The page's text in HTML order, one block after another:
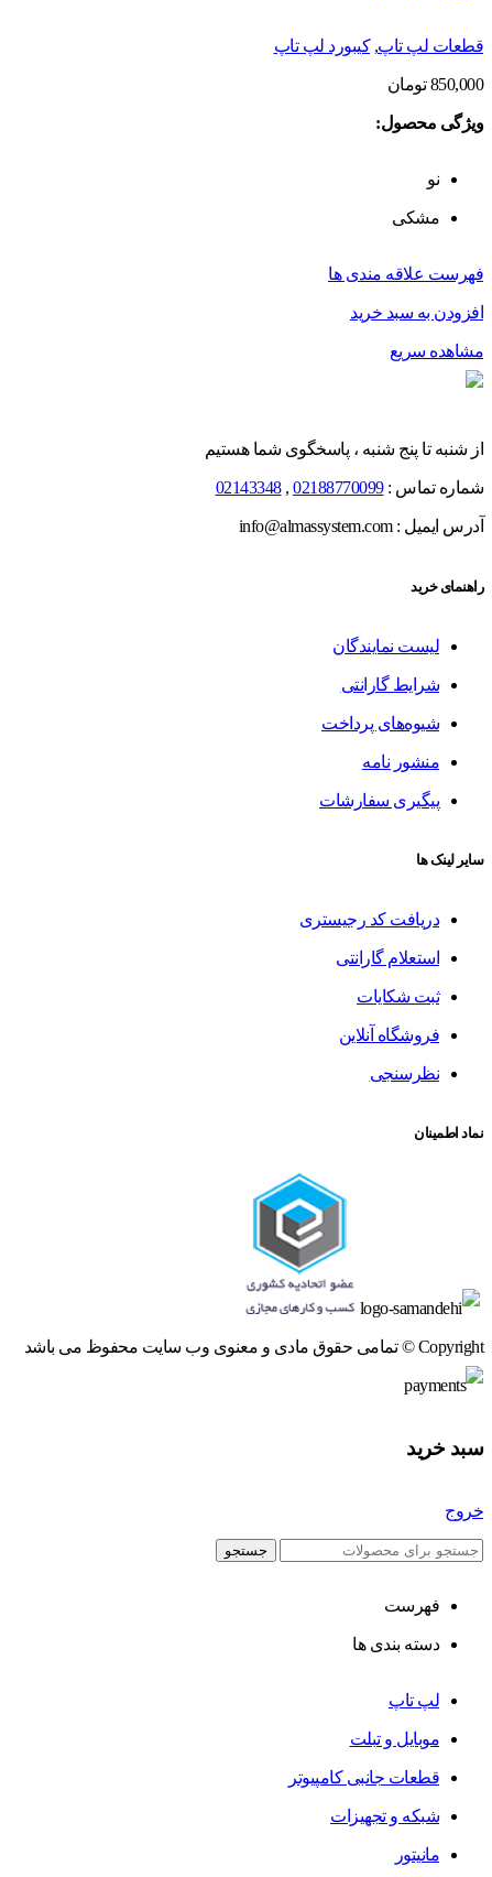
قطعات لپ تاپ,کیبورد لپ تاپ
850,000 تومان
ویژگی محصول:
نو
مشکی
فهرست علاقه مندی ها
افزودن به سبد خرید
مشاهده سریع
از شنبه تا پنج شنبه ، پاسخگوی شما هستیم
شماره تماس :02188770099
,
02143348
آدرس ایمیل : info@almassystem.com
راهنمای خرید
لیست نمایندگان
شرایط گارانتی
شیوه‌های پرداخت
منشور نامه
پیگیری سفارشات
سایر لینک ها
دریافت کد رجیستری
استعلام گارانتی
ثبت شکایات
فروشگاه آنلاین
نظرسنجی
نماد اطمینان
Copyright © تمامی حقوق مادی و معنوی وب سایت محفوظ می باشد
سبد خرید
خروج
جستجو
فهرست
دسته بندی ها
لپ تاپ
موبایل و تبلت
قطعات جانبی کامپیوتر
شبکه و تجهیزات
مانیتور